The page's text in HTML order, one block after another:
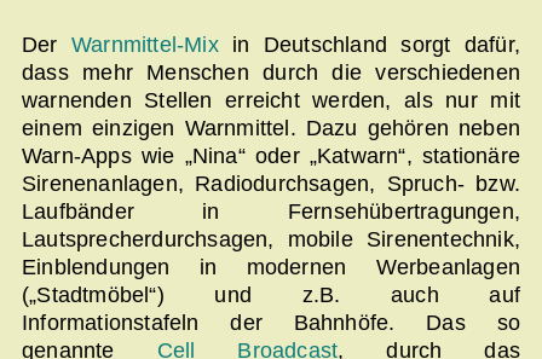
Der Warnmittel-Mixin Deutschland sorgt dafür,
dass mehr Menschen durch die verschiedenen
warnenden Stellen erreicht werden, als nur mit
einem einzigen Warnmittel. Dazu gehören neben
Warn-Apps wie „Nina“ oder „Katwarn“, stationäre
Sirenenanlagen, Radiodurchsagen, Spruch- bzw.
Laufbänder in Fernsehübertragungen,
Lautsprecherdurchsagen, mobile Sirenentechnik,
Einblendungen in modernen Werbeanlagen
(„Stadtmöbel“) und z.B. auch auf
Informationstafeln der Bahnhöfe. Das so
genannte Cell Broadcast, durch das